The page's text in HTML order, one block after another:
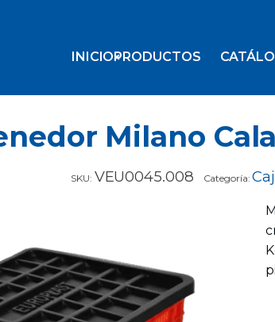
INICIOPRODUCTOS
Milano
SKU: VEU0045.008 Categoría: